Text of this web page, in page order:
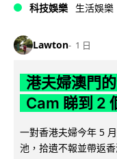
科技娛樂 生活娛樂
Lawton 1 日
港夫婦澳門
Cam 睇到 2
一對香港夫婦今年 5
池，拾遺不報並帶返